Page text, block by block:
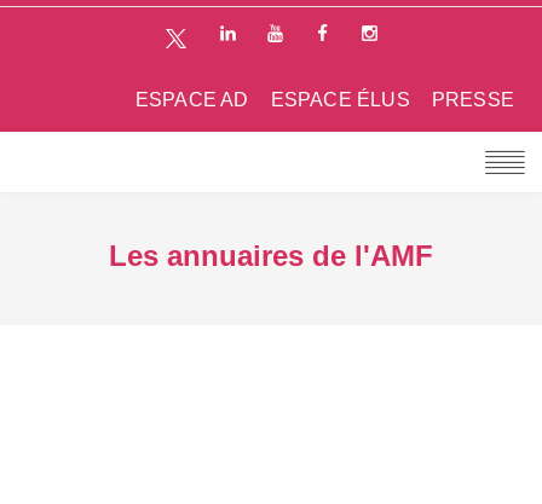
PRESSE
ESPACE ÉLUS
ESPACE AD
Les annuaires de l'AMF